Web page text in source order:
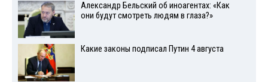
Александр Бельский об иноагентах: «Как
они будут смотреть людям в глаза?»
Какие законы подписал Путин 4 августа